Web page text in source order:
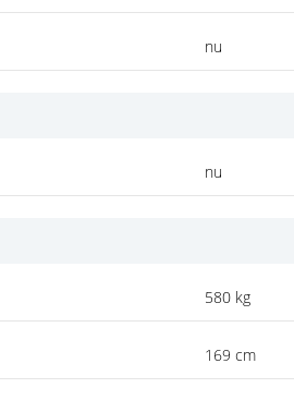
nu
nu
580 kg
169 cm